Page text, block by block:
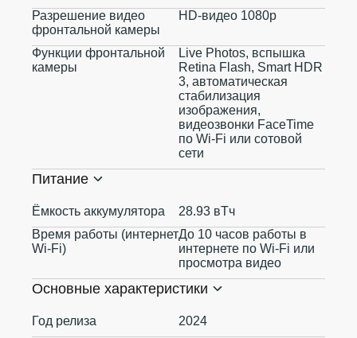
Разрешение видео
фронтальной камеры
HD-видео 1080p
Функции фронтальной
камеры
Live Photos, вспышка
Retina Flash, Smart HDR
3, автоматическая
стабилизация
изображения,
видеозвонки FaceTime
по Wi‑Fi или сотовой
сети
Питание
Ёмкость аккумулятора
28.93 вТч
Время работы (интернет
Wi-Fi)
До 10 часов работы в
интернете по Wi‑Fi или
просмотра видео
Основные характеристики
Год релиза 2024